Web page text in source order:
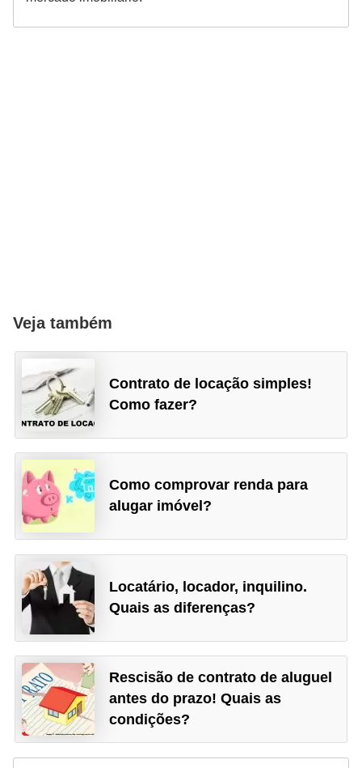
Veja também
Contrato de locação simples!
Como fazer?
Como comprovar renda para
alugar imóvel?
Locatário, locador, inquilino.
Quais as diferenças?
Rescisão de contrato de aluguel
antes do prazo! Quais as
condições?